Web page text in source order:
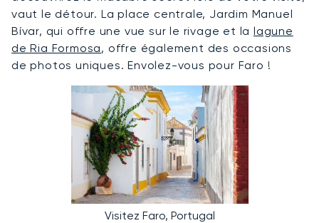
vaut le détour. La place centrale, Jardim Manuel
Bívar, qui offre une vue sur le rivage et la lagune
de Ria Formosa, offre également des occasions
de photos uniques. Envolez-vous pour Faro !
Visitez Faro, Portugal